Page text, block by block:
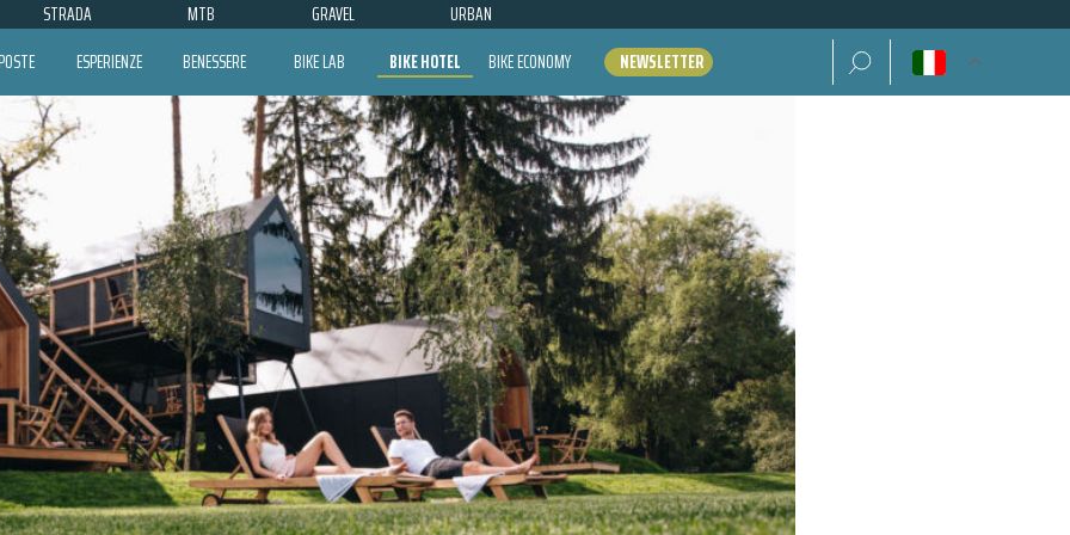
STRADA MTB GRAVEL URBAN
ESPERIENZE BENESSERE BIKE LAB BIKE HOTEL BIKE ECONOMY NEWSLETTER Ricerca per: